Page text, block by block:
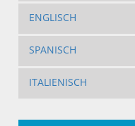
ENGLISCH
SPANISCH
ITALIENISCH